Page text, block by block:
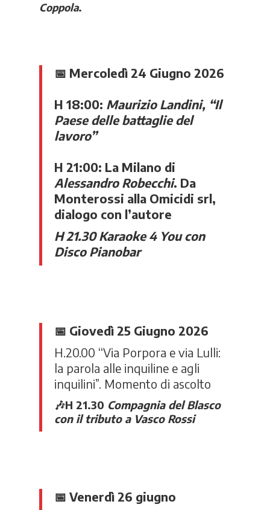
Coppola.
📅 Mercoledì 24 Giugno 2026
H 18:00: Maurizio Landini, “Il
Paese delle battaglie del
lavoro”
H 21:00: La Milano di
Alessandro Robecchi. Da
Monterossi alla Omicidi srl,
dialogo con l’autore
H 21.30 Karaoke 4 You con
Disco Pianobar
📅 Giovedì 25 Giugno 2026
H.20.00 “Via Porpora e via Lulli:
la parola alle inquiline e agli
inquilini”. Momento di ascolto
🎶H 21.30 Compagnia del Blasco
con il tributo a Vasco Rossi
📅 Venerdì 26 giugno